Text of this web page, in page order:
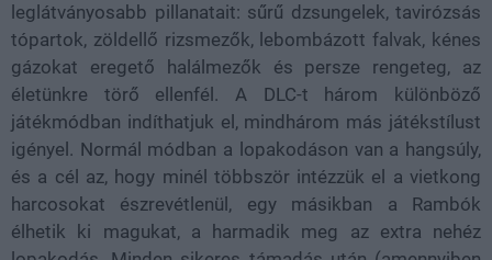
leglátványosabb pillanatait: sűrű dzsungelek, tavirózsás
tópartok, zöldellő rizsmezők, lebombázott falvak, kénes
gázokat eregető halálmezők és persze rengeteg, az
életünkre törő ellenfél. A DLC-t három különböző
játékmódban indíthatjuk el, mindhárom más játékstílust
igényel. Normál módban a lopakodáson van a hangsúly,
és a cél az, hogy minél többször intézzük el a vietkong
harcosokat észrevétlenül, egy másikban a Rambók
élhetik ki magukat, a harmadik meg az extra nehéz